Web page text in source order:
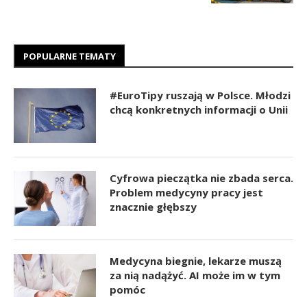
POPULARNE TEMATY
#EuroTipy ruszają w Polsce. Młodzi
chcą konkretnych informacji o Unii
Cyfrowa pieczątka nie zbada serca.
Problem medycyny pracy jest
znacznie głębszy
Medycyna biegnie, lekarze muszą
za nią nadążyć. AI może im w tym
pomóc